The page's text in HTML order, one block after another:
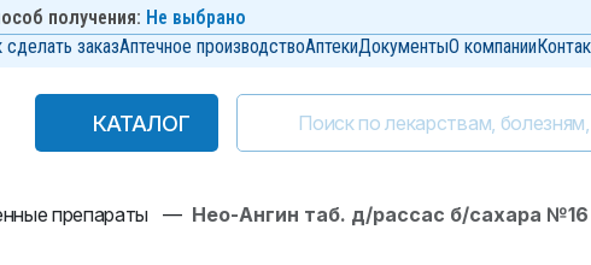
получения: Не выбрано
сделать заказАптечное производствоАптекиДокументыО компании
КАТАЛОГ
КАТАЛОГ
препараты — Нео-Ангин таб. д/рассас б/сахара №16